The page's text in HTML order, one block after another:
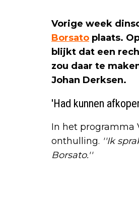
Vorige week
Borsato plaats.
blijkt dat een
zou daar te
Johan Derksen.
'Had kunnen
In het programma
onthulling. ''Ik
Borsato.''